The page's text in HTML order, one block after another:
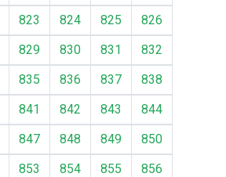
823 824 825
826
829 830 831
832
835 836 837
838
841 842 843
844
847 848 849
850
853 854 855
856